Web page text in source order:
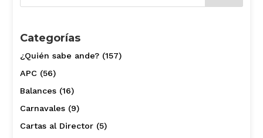
Categorías
¿Quién sabe ande?(157)
APC(56)
Balances(16)
Carnavales(9)
Cartas al Director(5)